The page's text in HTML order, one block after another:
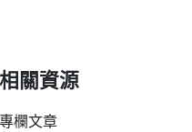
相關資源
專欄文章